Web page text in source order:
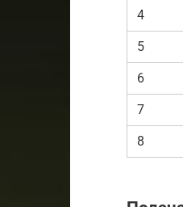
4
5
6
7
8